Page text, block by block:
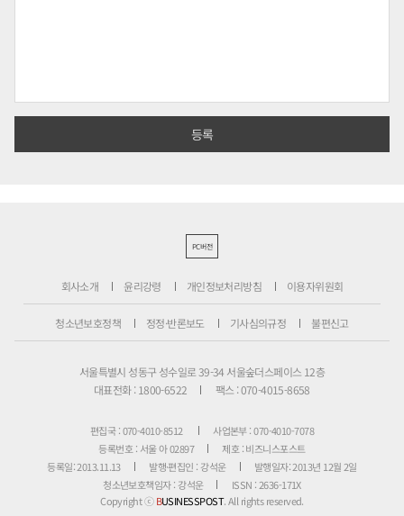
PC버전
회사소개 윤리강령 개인정보처리방침 이용자위원회
청소년보호정책 정정·반론보도 기사심의규정 불편신고
서울특별시 성동구 성수일로 39-34 서울숲더스페이스 12층
대표전화 : 1800-6522
팩스 : 070-4015-8658
편집국 : 070-4010-8512
사업본부 : 070-4010-7078
등록번호 : 서울 아 02897
제호 : 비즈니스포스트
등록일: 2013.11.13
발행·편집인 : 강석운
발행일자: 2013년 12월 2일
청소년보호책임자 : 강석운
ISSN : 2636-171X
Copyright ⓒBUSINESSPOST. All rights reserved.